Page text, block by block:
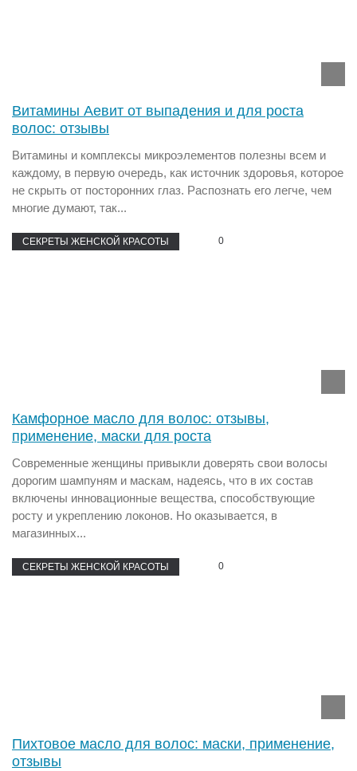
Витамины Аевит от выпадения и для роста
волос: отзывы
Витамины и комплексы микроэлементов полезны всем и
каждому, в первую очередь, как источник здоровья, которое
не скрыть от посторонних глаз. Распознать его легче, чем
многие думают, так...
СЕКРЕТЫ ЖЕНСКОЙ КРАСОТЫ 0
Камфорное масло для волос: отзывы,
применение, маски для роста
Современные женщины привыкли доверять свои волосы
дорогим шампуням и маскам, надеясь, что в их состав
включены инновационные вещества, способствующие
росту и укреплению локонов. Но оказывается, в
магазинных...
СЕКРЕТЫ ЖЕНСКОЙ КРАСОТЫ 0
Пихтовое масло для волос: маски, применение,
отзывы